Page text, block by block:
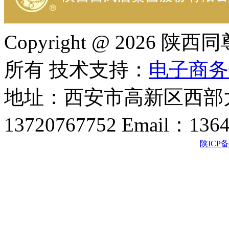
Copyright @ 2026 陕西
所有 技术支持： 电子商
地址：西安市高新区西
13720767752 Email：
陕ICP